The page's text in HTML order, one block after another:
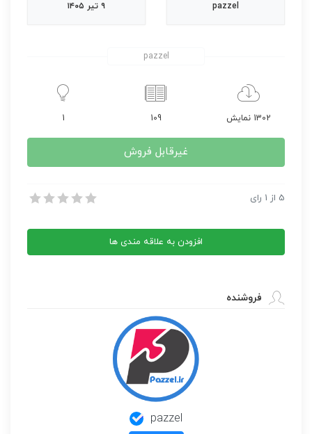
pazzel
۹ تیر ۱۴۰۵
pazzel
1302 نمایش 109
1
غیرقابل فروش
عجایب جهان حیوانات
5 از 1 رای
افزودن به علاقه مندی ها
فروشنده
pazzel